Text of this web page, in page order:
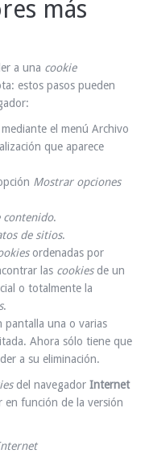
más
a una cookie
estos pasos pueden
el menú Archivo
que aparece
Mostrar opciones
contenido.
de sitios.
ordenadas por
las cookiesde un
o totalmente la
.
pantalla una o varias
Ahora sólo tiene que
a su eliminación.
del navegador Internet
en función de la versión